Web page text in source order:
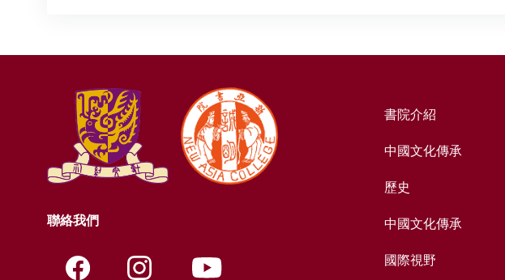
聯絡我們
書院介紹
中國文化傳承
歷史
中國文化傳承
國際視野